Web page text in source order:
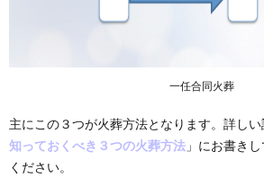
一任合同火葬
主にこの３つが火葬方法となります。詳し
知っておくべき３つの火葬方法 」にお書き
ください。